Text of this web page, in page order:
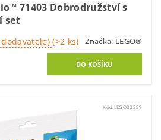
71403 Dobrodružství s
set
dodavatele)(>2 ks) Značka: LEGO®
Kód: LEGO30389